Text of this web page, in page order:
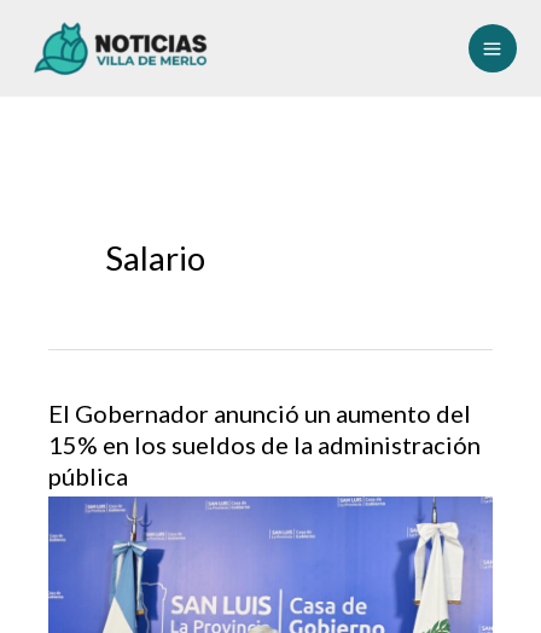
Salario
El Gobernador anunció un aumento del
15% en los sueldos de la administración
pública